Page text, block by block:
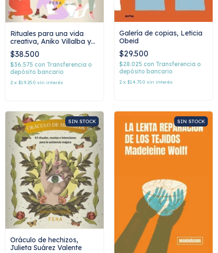
Rituales para una vida
creativa, Aniko Villalba y
Carolina Chavate
$38.500
$36.575 con Transferencia o
depósito bancario
2 x $19.250 sin interés
Galería de copias, Leticia
Obeid
$29.500
$28.025 con Transferencia o
depósito bancario
2 x $14.750 sin interés
SIN STOCK
Oráculo de hechizos,
Julieta Suárez Valente
SIN STOCK